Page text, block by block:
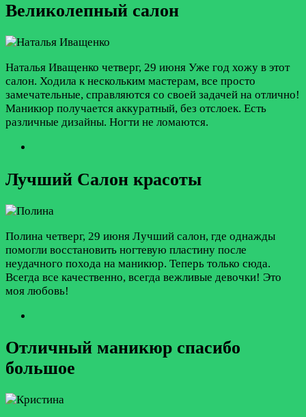
Великолепный салон
Наталья Иващенко четверг, 29 июня Уже год хожу в этот
салон. Ходила к нескольким мастерам, все просто
замечательные, справляются со своей задачей на отлично!
Маникюр получается аккуратный, без отслоек. Есть
различные дизайны. Ногти не ломаются.
Лучший Салон красоты
Полина четверг, 29 июня Лучший салон, где однажды
помогли восстановить ногтевую пластину после
неудачного похода на маникюр. Теперь только сюда.
Всегда все качественно, всегда вежливые девочки! Это
моя любовь!
Отличный маникюр спасибо
большое